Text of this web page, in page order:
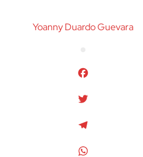
Yoanny Duardo Guevara